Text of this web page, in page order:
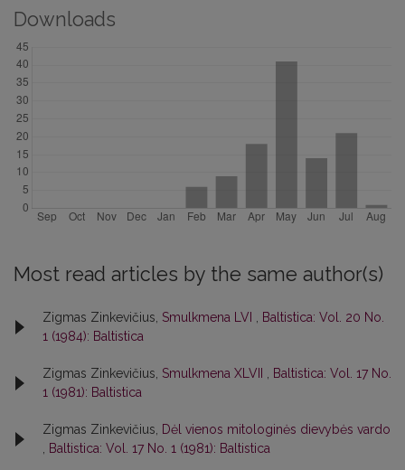
Downloads
Most read articles by the same author(s)
Zigmas Zinkevičius, Smulkmena LVI , Baltistica: Vol. 20 No.
1 (1984): Baltistica
Zigmas Zinkevičius, Smulkmena XLVII , Baltistica: Vol. 17 No.
1 (1981): Baltistica
Zigmas Zinkevičius, Dėl vienos mitologinės dievybės vardo
, Baltistica: Vol. 17 No. 1 (1981): Baltistica